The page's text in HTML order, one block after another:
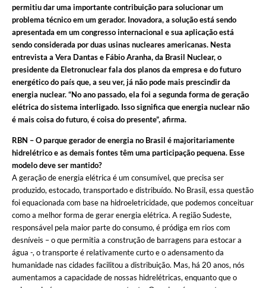
permitiu dar uma importante contribuição para solucionar um
problema técnico em um gerador. Inovadora, a solução está sendo
apresentada em um congresso internacional e sua aplicação está
sendo considerada por duas usinas nucleares americanas. Nesta
entrevista a Vera Dantas e Fábio Aranha, da Brasil Nuclear, o
presidente da Eletronuclear fala dos planos da empresa e do futuro
energético do país que, a seu ver, já não pode mais prescindir da
energia nuclear. “No ano passado, ela foi a segunda forma de geração
elétrica do sistema interligado. Isso significa que energia nuclear não
é mais coisa do futuro, é coisa do presente”, afirma.
RBN – O parque gerador de energia no Brasil é majoritariamente
hidrelétrico e as demais fontes têm uma participação pequena. Esse
modelo deve ser mantido?
A geração de energia elétrica é um consumível, que precisa ser
produzido, estocado, transportado e distribuído. No Brasil, essa questão
foi equacionada com base na hidroeletricidade, que podemos conceituar
como a melhor forma de gerar energia elétrica. A região Sudeste,
responsável pela maior parte do consumo, é pródiga em rios com
desníveis – o que permitia a construção de barragens para estocar a
água -, o transporte é relativamente curto e o adensamento da
humanidade nas cidades facilitou a distribuição. Mas, há 20 anos, nós
aumentamos a capacidade de nossas hidrelétricas, enquanto que o